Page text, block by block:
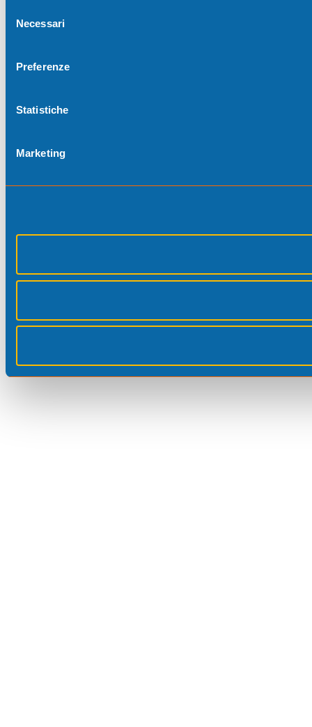
delNecessari
Preferenze
Statistiche
Marketing